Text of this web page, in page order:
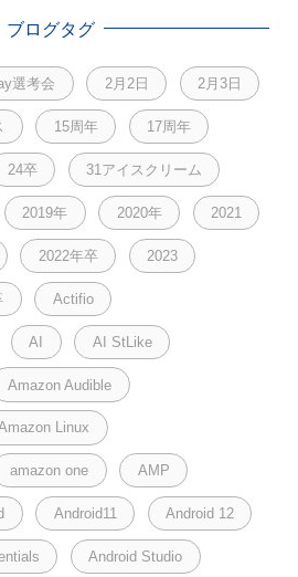
ブログタグ
選考会 2月2日 2月3日
15周年 17周年
24卒 31アイスクリーム
2019年 2020年 2021
2022年卒 2023
Actifio
AI AI StLike
Amazon Audible
Linux
amazon one AMP
Android11 Android 12
Android Studio